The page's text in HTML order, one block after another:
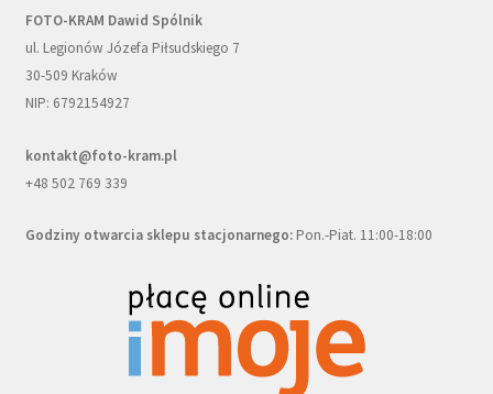
FOTO-KRAM Dawid Spólnik
ul. Legionów Józefa Piłsudskiego 7
30-509 Kraków
NIP: 6792154927
kontakt@foto-kram.pl
+48 502 769 339
Godziny otwarcia sklepu stacjonarnego:Pon.-Piat. 11:00-18:00